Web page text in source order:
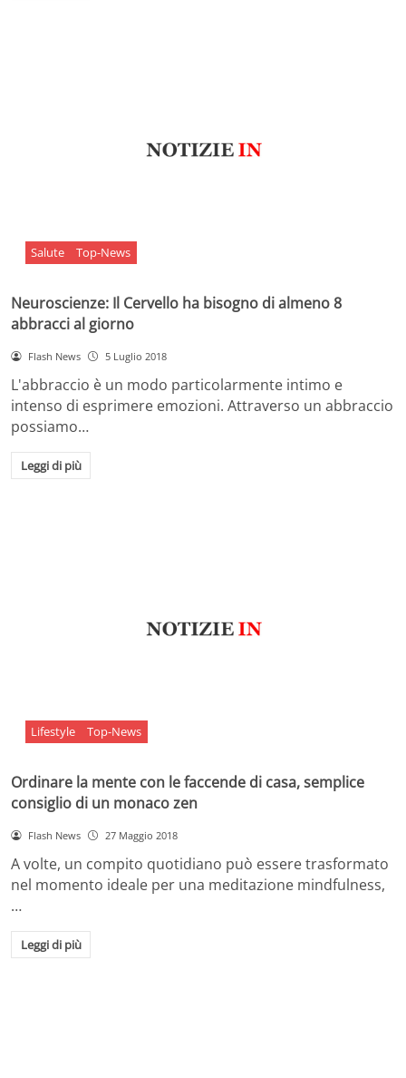
Salute Top-News
Neuroscienze: Il Cervello ha bisogno di almeno 8
abbracci al giorno
Flash News 5 Luglio 2018
L'abbraccio è un modo particolarmente intimo e
intenso di esprimere emozioni. Attraverso un abbraccio
possiamo…
Leggi di più
Lifestyle Top-News
Ordinare la mente con le faccende di casa, semplice
consiglio di un monaco zen
Flash News 27 Maggio 2018
A volte, un compito quotidiano può essere trasformato
nel momento ideale per una meditazione mindfulness,
…
Leggi di più